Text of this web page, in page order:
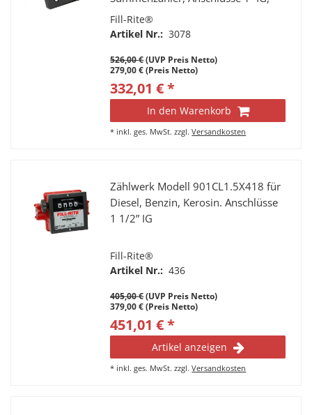
Durchfluss 23 - 150 l/min.
Fill-Rite®
Artikel Nr.: 3078
526,00 €(UVP Preis Netto)
279,00 € (Preis Netto)
332,01 € *
In den Warenkorb
* inkl. ges. MwSt. zzgl.Versandkosten
Zählwerk Modell 901CL1.5X418 für
Diesel, Benzin, Kerosin. Anschlüsse
1 1/2” IG
Fill-Rite®
Artikel Nr.: 436
405,00 €(UVP Preis Netto)
379,00 € (Preis Netto)
451,01 € *
Artikel anzeigen
* inkl. ges. MwSt. zzgl.Versandkosten